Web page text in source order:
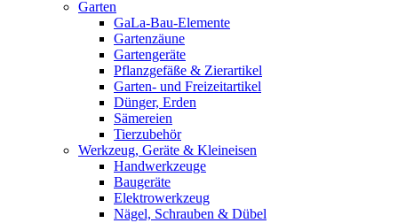
Garten
GaLa-Bau-Elemente
Gartenzäune
Gartengeräte
Pflanzgefäße & Zierartikel
Garten- und Freizeitartikel
Dünger, Erden
Sämereien
Tierzubehör
Werkzeug, Geräte & Kleineisen
Handwerkzeuge
Baugeräte
Elektrowerkzeug
Nägel, Schrauben & Dübel